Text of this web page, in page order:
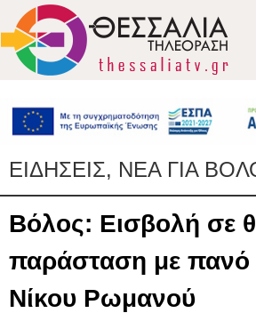
ΕΙΔΗΣΕΙΣ, ΝΕΑ ΓΙΑ
Βόλος: Εισβολή σε
παράσταση με πανό
Νίκου Ρωμανού